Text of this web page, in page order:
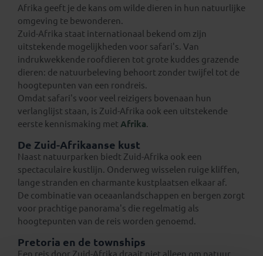
Afrika geeft je de kans om wilde dieren in hun natuurlijke
omgeving te bewonderen.
Zuid-Afrika staat internationaal bekend om zijn
uitstekende mogelijkheden voor safari's. Van
indrukwekkende roofdieren tot grote kuddes grazende
dieren: de natuurbeleving behoort zonder twijfel tot de
hoogtepunten van een rondreis.
Omdat safari's voor veel reizigers bovenaan hun
verlanglijst staan, is Zuid-Afrika ook een uitstekende
eerste kennismaking met Afrika.
De Zuid-Afrikaanse kust
Naast natuurparken biedt Zuid-Afrika ook een
spectaculaire kustlijn. Onderweg wisselen ruige kliffen,
lange stranden en charmante kustplaatsen elkaar af.
De combinatie van oceaanlandschappen en bergen zorgt
voor prachtige panorama's die regelmatig als
hoogtepunten van de reis worden genoemd.
Pretoria en de townships
Een reis door Zuid-Afrika draait niet alleen om natuur.